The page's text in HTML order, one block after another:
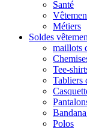
Santé
Métiers
Soldes
maillots
Tee-
Tabliers
Polos